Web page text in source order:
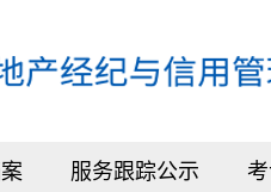
服务跟踪公示